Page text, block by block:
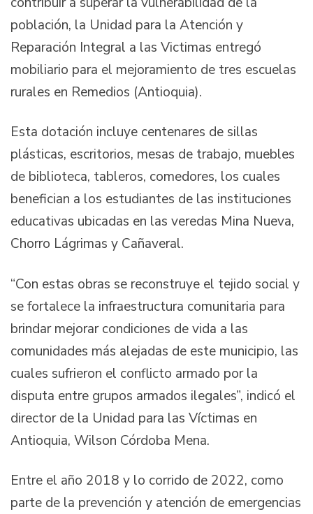
población, la Unidad para la Atención y
Reparación Integral a las Victimas entregó
mobiliario para el mejoramiento de tres escuelas
rurales en Remedios (Antioquia).
Esta dotación incluye centenares de sillas
plásticas, escritorios, mesas de trabajo, muebles
de biblioteca, tableros, comedores, los cuales
benefician a los estudiantes de las instituciones
educativas ubicadas en las veredas Mina Nueva,
Chorro Lágrimas y Cañaveral.
“Con estas obras se reconstruye el tejido social y
se fortalece la infraestructura comunitaria para
brindar mejorar condiciones de vida a las
comunidades más alejadas de este municipio, las
cuales sufrieron el conflicto armado por la
disputa entre grupos armados ilegales”, indicó el
director de la Unidad para las Víctimas en
Antioquia, Wilson Córdoba Mena.
Entre el año 2018 y lo corrido de 2022, como
parte de la prevención y atención de emergencias